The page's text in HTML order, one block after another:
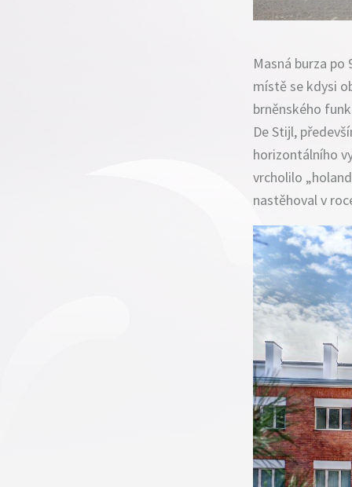
Masná burza
místě se kdysi
brněnského
De Stijl,
horizontálního
vrcholilo
nastěhoval v